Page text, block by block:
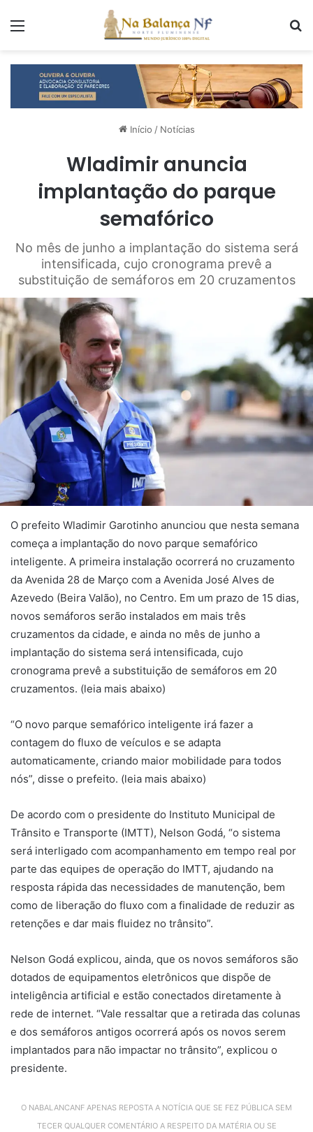
Início / Notícias
Wladimir anuncia
implantação do parque
semafórico
No mês de junho a implantação do sistema será
intensificada, cujo cronograma prevê a
substituição de semáforos em 20 cruzamentos
O prefeito Wladimir Garotinho anunciou que nesta semana
começa a implantação do novo parque semafórico
inteligente. A primeira instalação ocorrerá no cruzamento
da Avenida 28 de Março com a Avenida José Alves de
Azevedo (Beira Valão), no Centro. Em um prazo de 15 dias,
novos semáforos serão instalados em mais três
cruzamentos da cidade, e ainda no mês de junho a
implantação do sistema será intensificada, cujo
cronograma prevê a substituição de semáforos em 20
cruzamentos. (leia mais abaixo)
“O novo parque semafórico inteligente irá fazer a
contagem do fluxo de veículos e se adapta
automaticamente, criando maior mobilidade para todos
nós”, disse o prefeito. (leia mais abaixo)
De acordo com o presidente do Instituto Municipal de
Trânsito e Transporte (IMTT), Nelson Godá, “o sistema
será interligado com acompanhamento em tempo real por
parte das equipes de operação do IMTT, ajudando na
resposta rápida das necessidades de manutenção, bem
como de liberação do fluxo com a finalidade de reduzir as
retenções e dar mais fluidez no trânsito”.
Nelson Godá explicou, ainda, que os novos semáforos são
dotados de equipamentos eletrônicos que dispõe de
inteligência artificial e estão conectados diretamente à
rede de internet. “Vale ressaltar que a retirada das colunas
e dos semáforos antigos ocorrerá após os novos serem
implantados para não impactar no trânsito”, explicou o
presidente.
O NABALANCANF APENAS REPOSTA A NOTÍCIA QUE SE FEZ PÚBLICA SEM
TECER QUALQUER COMENTÁRIO A RESPEITO DA MATÉRIA OU SE